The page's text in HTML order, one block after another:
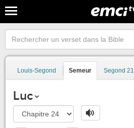
Louis-Segond Semeur Segond 21
Luc